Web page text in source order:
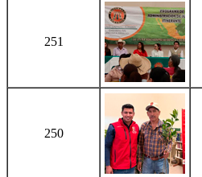
251
250